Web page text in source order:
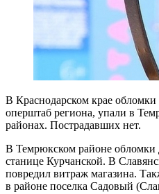
В Краснодарском крае
оперштаб региона, упали в
районах. Пострадавших нет.
В Темрюкском районе обломки
станице Курчанской. В
повредил витраж магазина.
в районе поселка Садовый